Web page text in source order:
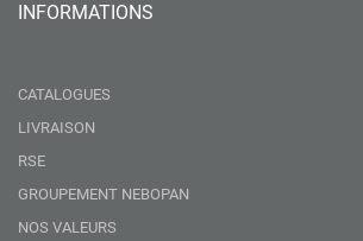
INFORMATIONS
CATALOGUES
LIVRAISON
RSE
GROUPEMENT NEBOPAN
NOS VALEURS